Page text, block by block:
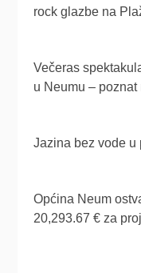
rock glazbe na
Večeras
u Neumu –
Jazina bez vode u
Općina Neum
20,293.67 € za